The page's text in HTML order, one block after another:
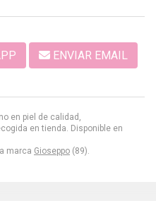
en piel de calidad,
en tienda. Disponible en
marca Gioseppo (89).
ENVIAR EMAIL